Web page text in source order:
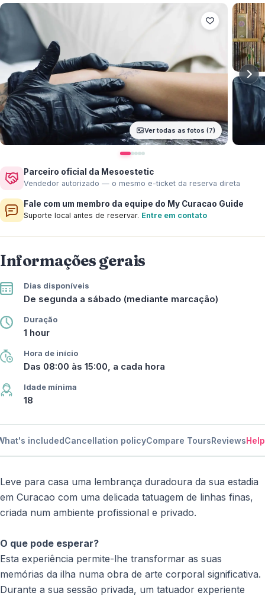
Ver todas as fotos (7)
Parceiro oficial da Mesoestetic
Vendedor autorizado — o mesmo e-ticket da reserva direta
Fale com um membro da equipe do My Curacao Guide
Suporte local antes de reservar. Entre em contato
Informações gerais
Dias disponíveis
De segunda a sábado (mediante marcação)
Duração
1 hour
Hora de início
Das 08:00 às 15:00, a cada hora
Idade mínima
18
includedCancellation policyCompare ToursReviewsHelp
Leve para casa uma lembrança duradoura da sua estadia
em Curacao com uma delicada tatuagem de linhas finas,
criada num ambiente profissional e privado.
O que pode esperar?
Esta experiência permite-lhe transformar as suas
memórias da ilha numa obra de arte corporal significativa.
Durante a sua sessão privada, um tatuador experiente